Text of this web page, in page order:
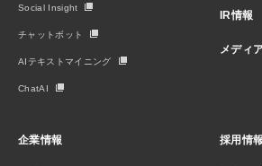
Social Insight
チャットボット
AIテキストマイニング
ChatAI
IR情報
メディ
企業情報 採用情報